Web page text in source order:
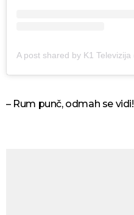
– Rum punč, odmah se vidi!